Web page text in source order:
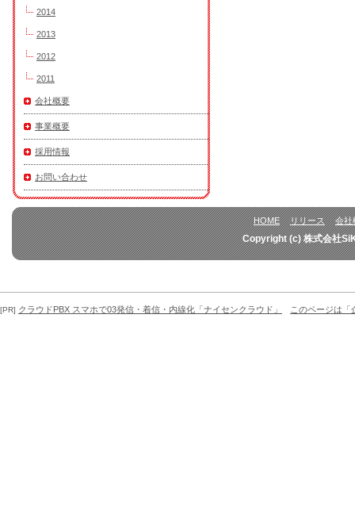
2014
2013
2012
2011
会社概要
事業概要
採用情報
お問い合わせ
HOME リリース 会社
Copyright (c) 株式会社
[PR] クラウドPBX スマホで03発信・着信・内線化「ナイセンクラウド」 このページは